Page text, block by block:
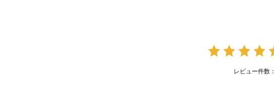
レビュー件数：